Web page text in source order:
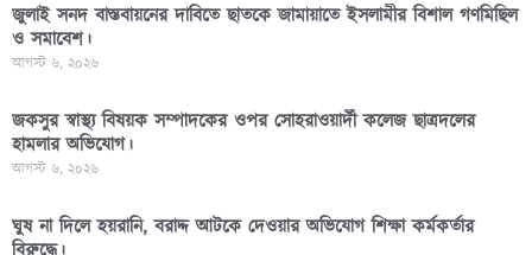
জুলাই সনদ বাস্তবায়নের দাবিতে ছাতকে জামায়াতে ইসলামীর বিশাল গণমিছিল
ও সমাবেশ।
আগস্ট ৬, ২০২৬
জকসুর স্বাস্থ্য বিষয়ক সম্পাদকের ওপর সোহরাওয়ার্দী কলেজ ছাত্রদলের
হামলার অভিযোগ।
আগস্ট ৬, ২০২৬
ঘুষ না দিলে হয়রানি, বরাদ্দ আটকে দেওয়ার অভিযোগ শিক্ষা কর্মকর্তার